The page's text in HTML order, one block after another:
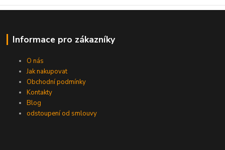
Informace pro zákazníky
O nás
Jak nakupovat
Obchodní podmínky
Kontakty
Blog
odstoupení od smlouvy